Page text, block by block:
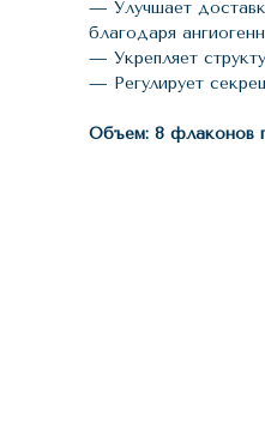
— Улучшает
благодаря
— Укрепляет
— Регулирует
Объем: 8 флаконов